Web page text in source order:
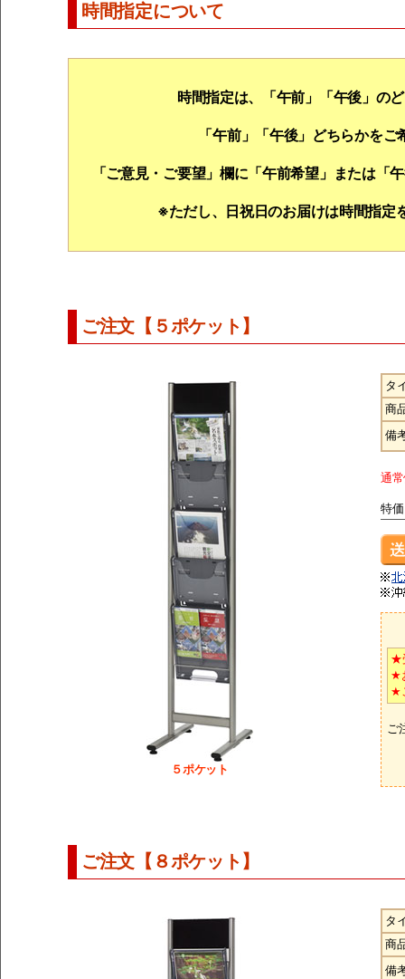
時間指定について
時間指定は、「午前」「午後」の
「午前」「午後」どちらかを
「ご意見・ご要望」欄に「午前希望」または「
※ただし、日祝日のお届けは時間指定
ご注文【５ポケット】
５ポケット
タ
商
備
通
特価
★
★
★
ご
ご注文【８ポケット】
タ
商
備